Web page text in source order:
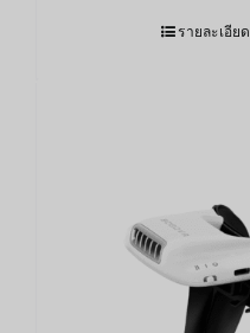
รายละเอียด